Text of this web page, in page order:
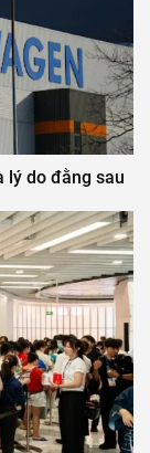
lý do đằng sau